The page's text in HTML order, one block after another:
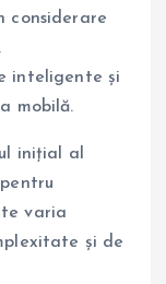
considerare
inteligente și
mobilă.
inițial al
varia
și de